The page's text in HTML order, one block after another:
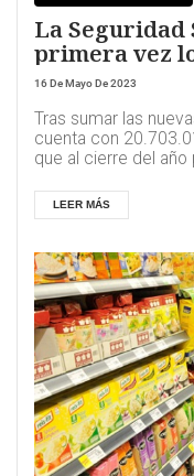
La Seguridad
primera vez
16 De Mayo De 2023
Tras sumar las
cuenta con
que al cierre del
LEER MÁS